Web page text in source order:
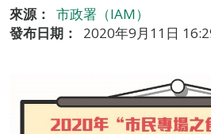
來源：
市政署（IAM）
發布日期：
2020年9月11日